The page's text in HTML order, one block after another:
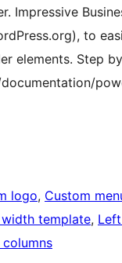
Impressive
to
elements. Step
logo, Custom
width template,